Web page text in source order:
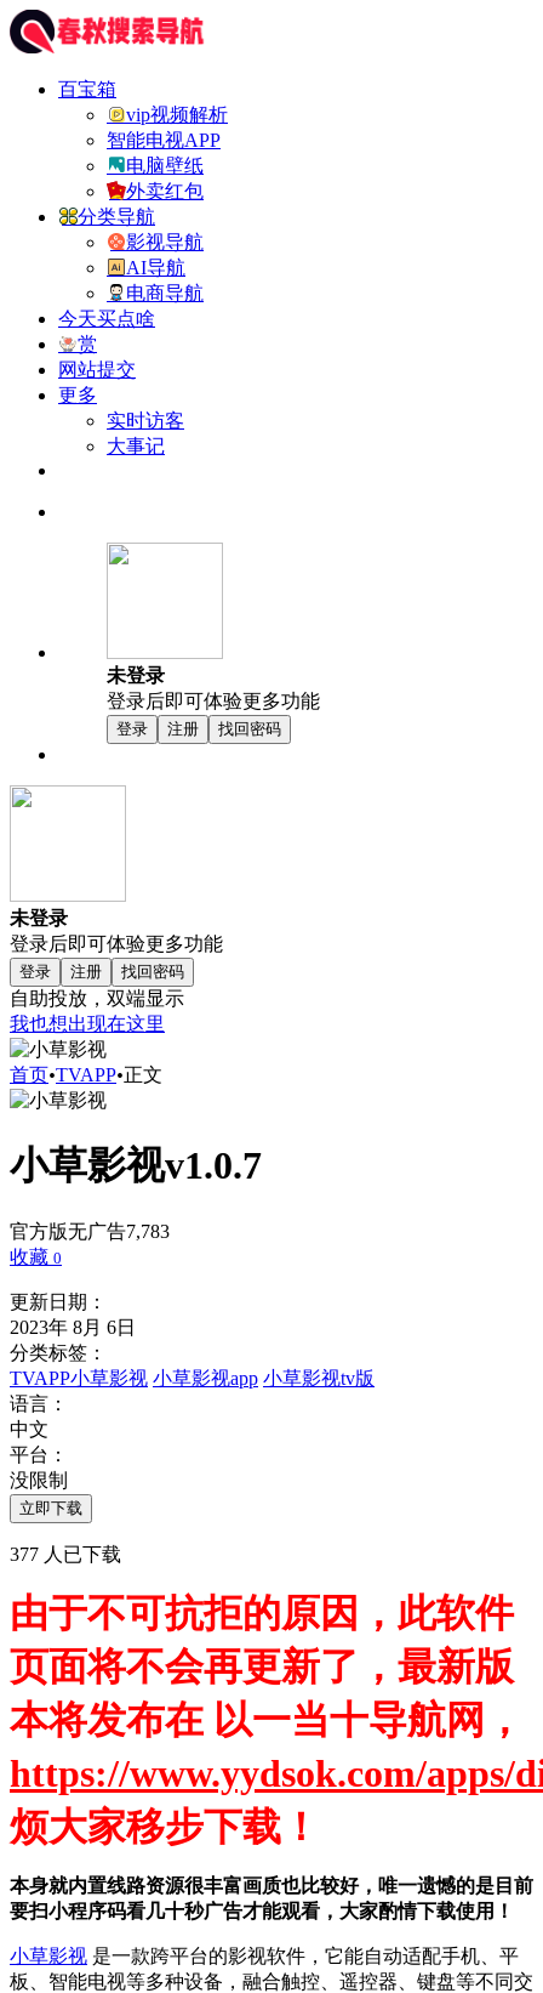
百宝箱
vip视频解析
智能电视APP
电脑壁纸
外卖红包
分类导航
影视导航
AI导航
电商导航
今天买点啥
赏
网站提交
更多
实时访客
大事记
未登录
登录后即可体验更多功能
登录 注册 找回密码
未登录
登录后即可体验更多功能
登录 注册 找回密码
自助投放，双端显示
我也想出现在这里
首页•TVAPP•正文
小草影视v1.0.7
官方版无广告7,783
收藏 0
更新日期：
2023年 8月 6日
分类标签：
TVAPP小草影视 小草影视app 小草影视tv版
语言：
中文
平台：
没限制
立即下载
377 人已下载
由于不可抗拒的原因，此软件
页面将不会再更新了，最新版
本将发布在 以一当十导航网，
https://www.yydsok.com/apps/
烦大家移步下载！
本身就内置线路资源很丰富画质也比较好，唯一遗憾的是目前
要扫小程序码看几十秒广告才能观看，大家酌情下载使用！
小草影视 是一款跨平台的影视软件，它能自动适配手机、平
板、智能电视等多种设备，融合触控、遥控器、键盘等不同交